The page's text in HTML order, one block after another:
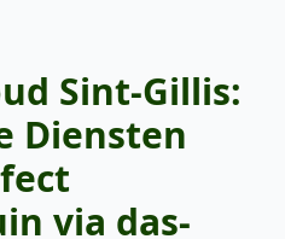
Sint-Gillis:
Diensten
via das-